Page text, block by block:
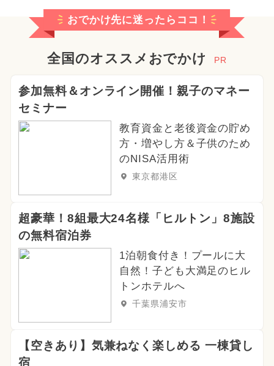
おでかけ先に迷ったらココ！
全国のオススメおでかけ PR
参加無料＆オンライン開催！親子のマネー
セミナー
教育資金と老後資金の貯め
方・増やし方＆子供のため
のNISA活用術
東京都港区
超豪華！8組最大24名様「ヒルトン」8施設
の無料宿泊券
1泊朝食付き！プールに大
自然！子ども大満足のヒル
トンホテルへ
千葉県浦安市
【空きあり】気兼ねなく楽しめる 一棟貸し
宿